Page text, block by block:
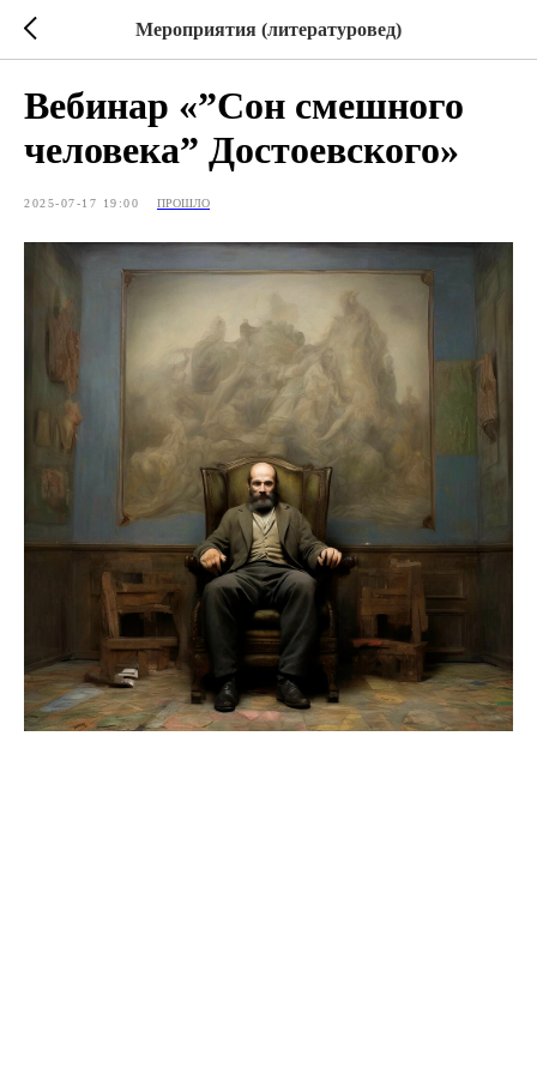
Мероприятия (литературовед)
Вебинар «”Сон смешного
человека” Достоевского»
2025-07-17 19:00 ПРОШЛО